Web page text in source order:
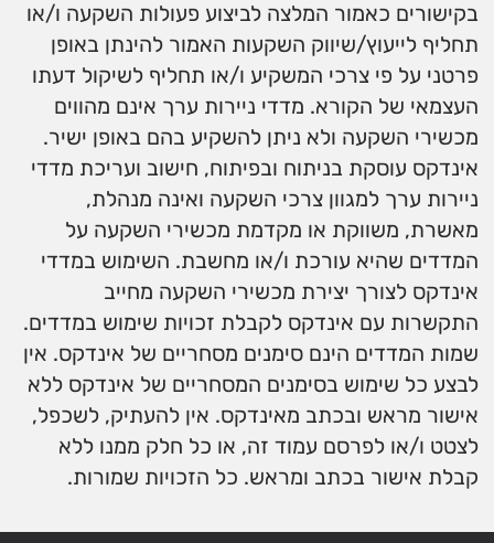
בקישורים כאמור המלצה לביצוע פעולות השקעה ו/או
תחליף לייעוץ/שיווק השקעות האמור להינתן באופן
פרטני על פי צרכי המשקיע ו/או תחליף לשיקול דעתו
העצמאי של הקורא. מדדי ניירות ערך אינם מהווים
מכשירי השקעה ולא ניתן להשקיע בהם באופן ישיר.
אינדקס עוסקת בניתוח ובפיתוח, חישוב ועריכת מדדי
ניירות ערך למגוון צרכי השקעה ואינה מנהלת,
מאשרת, משווקת או מקדמת מכשירי השקעה על
המדדים שהיא עורכת ו/או מחשבת. השימוש במדדי
אינדקס לצורך יצירת מכשירי השקעה מחייב
התקשרות עם אינדקס לקבלת זכויות שימוש במדדים.
שמות המדדים הינם סימנים מסחריים של אינדקס. אין
לבצע כל שימוש בסימנים המסחריים של אינדקס ללא
אישור מראש ובכתב מאינדקס. אין להעתיק, לשכפל,
לצטט ו/או לפרסם עמוד זה, או כל חלק ממנו ללא
קבלת אישור בכתב ומראש. כל הזכויות שמורות.